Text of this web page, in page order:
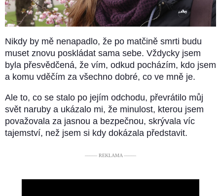
Nikdy by mě nenapadlo, že po matčině smrti budu
muset znovu poskládat sama sebe. Vždycky jsem
byla přesvědčená, že vím, odkud pocházím, kdo jsem
a komu vděčím za všechno dobré, co ve mně je.
Ale to, co se stalo po jejím odchodu, převrátilo můj
svět naruby a ukázalo mi, že minulost, kterou jsem
považovala za jasnou a bezpečnou, skrývala víc
tajemství, než jsem si kdy dokázala představit.
––––– REKLAMA –––––